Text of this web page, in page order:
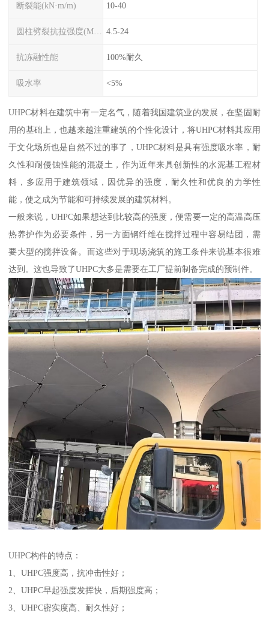
断裂能(kN·m/m) 10-40
圆柱劈裂抗拉强度(MPa) 4.5-24
抗冻融性能 100%耐久
吸水率 <5%
UHPC材料在建筑中有一定名气，随着我国建筑业的发展，在坚固耐
用的基础上，也越来越注重建筑的个性化设计，将UHPC材料其应用
于文化场所也是自然不过的事了，UHPC材料是具有强度吸水率，耐
久性和耐侵蚀性能的混凝土，作为近年来具创新性的水泥基工程材
料，多应用于建筑领域，因优异的强度，耐久性和优良的力学性
能，使之成为节能和可持续发展的建筑材料。
一般来说，UHPC如果想达到比较高的强度，便需要一定的高温高压
热养护作为必要条件，另一方面钢纤维在搅拌过程中容易结团，需
要大型的搅拌设备。而这些对于现场浇筑的施工条件来说基本很难
达到。这也导致了UHPC大多是需要在工厂提前制备完成的预制件。
UHPC构件的特点：
1、UHPC强度高，抗冲击性好；
2、UHPC早起强度发挥快，后期强度高；
3、UHPC密实度高、耐久性好；